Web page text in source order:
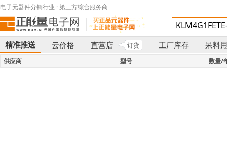
电子元器件分销行业 · 第三方综合服务商
精准推送 云价格 直营店 订货 工厂库存 呆料
供应商 型号 数量/
}